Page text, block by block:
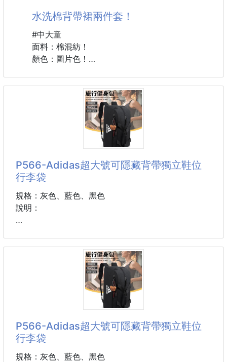
水洗棉背帶裙兩件套！
#中大童
面料：棉混紡！
顏色：圖片色！
P566-Adidas超大號可隱藏背帶獨立鞋位
行李袋
規格：灰色、藍色、黑色
說明：
🚸超大號🚸超大號🚸超大號
💪大到可以雙肩背，超適合出國✈️
💪雙肩背，可隱藏設計
‼️可手提‼️可單肩背‼️雙肩背
P566-Adidas超大號可隱藏背帶獨立鞋位
行李袋
規格：灰色、藍色、黑色